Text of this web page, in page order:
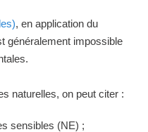
, en application du
généralement impossible
naturelles, on peut citer :
sensibles (NE) ;